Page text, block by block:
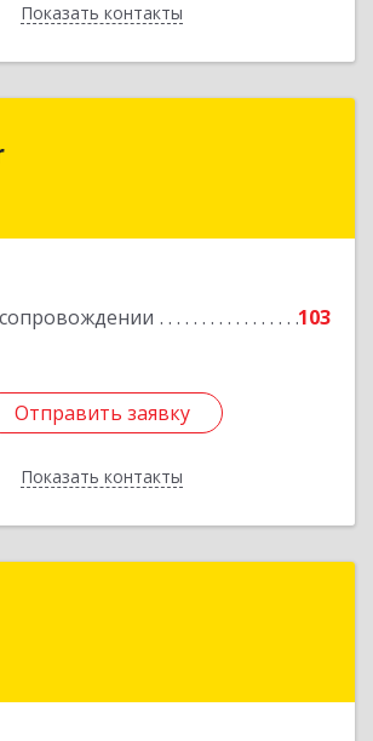
Показать контакты
Назад
103
Отправить заявку
Показать контакты
край, Новокубанск г,
Отправить заявку
Назад
край, Курганинск г,